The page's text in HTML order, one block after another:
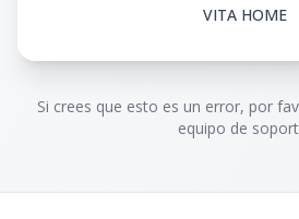
VITA HOME
Si crees que esto es un error, por
equipo de